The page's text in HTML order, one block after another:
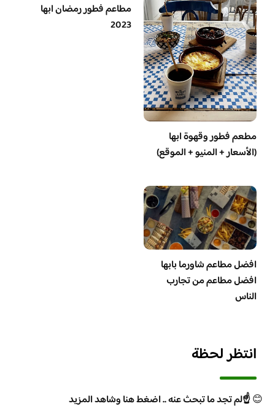
مطعم فطور وقهوة ابها
(الأسعار + المنيو + الموقع)
مطاعم فطور رمضان ابها
2023
افضل مطاعم شاورما بابها
افضل مطاعم من تجارب
الناس
انتظر لحظة
😊☝️لم تجد ما تبحث عنه .. اضغط هنا وشاهد المزيد